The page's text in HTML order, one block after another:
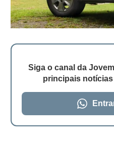
Siga o canal da
principais